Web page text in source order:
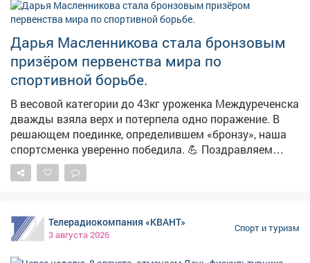
Мероприятие прошло в игровой форме, что сделало
мероприятие увлекательным для всех участников.
Такие встречи играют важную роль в приобщении
детей к здоровому образу жизни. Комплекс ГТО не
только развивает физические качества, но и
формирует у детей правильные жизненные ценности:
целеустремленность, дисциплину и стремление к
самосовершенствованию. Присоединяйтесь и вы к
движению ГТО в городе Новокузнецке!
Дарья Масленникова стала бронзовым
призёром первенства мира по
спортивной борьбе.
В весовой категории до 43кг уроженка Междуреченска
дважды взяла верх и потерпела одно поражение. В
решающем поединке, определившем «бронзу», наша
спортсменка уверенно победила. 💪 Поздравляем
Дарью от имени всех междуреченцев, так держать!
Телерадиокомпания «КВАНТ»
3 августа 2026
Спорт и туризм